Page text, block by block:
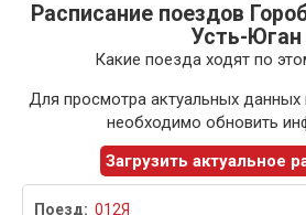
Расписание поездов
Усть-Юган
Какие поезда ходят по
Для просмотра актуальных данных
необходимо обновить
Загрузить актуальное
012Я